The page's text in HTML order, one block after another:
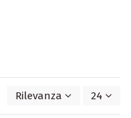
Rilevanza 24